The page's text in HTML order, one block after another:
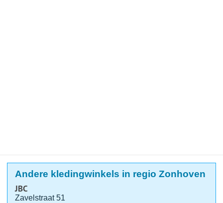
Andere kledingwinkels in regio Zonhoven
JBC
Zavelstraat 51